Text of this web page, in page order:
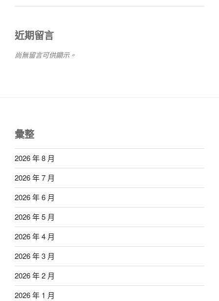
近期留言
尚無留言可供顯示。
彙整
2026 年 8 月
2026 年 7 月
2026 年 6 月
2026 年 5 月
2026 年 4 月
2026 年 3 月
2026 年 2 月
2026 年 1 月